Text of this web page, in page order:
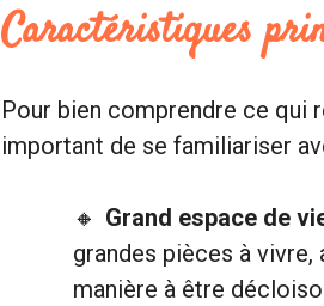
Caractéristiques
Pour bien comprendre ce qui
important de se familiariser
Grand espace de
grandes pièces à vivre,
manière à être